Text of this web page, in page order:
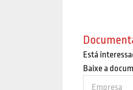
Está
Baixe a